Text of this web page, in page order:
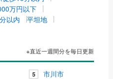
万円以下
以内
平坦地
※直近一週間分を毎日更新
5 市川市